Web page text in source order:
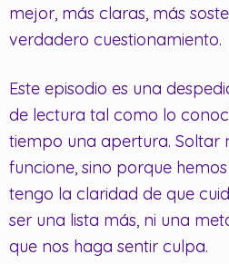
mejor, más claras, más
verdadero cuestionamiento.
Este episodio es una
de lectura tal como lo
tiempo una apertura. Soltar
funcione, sino porque
tengo la claridad de que
ser una lista más, ni una
que nos haga sentir culpa.